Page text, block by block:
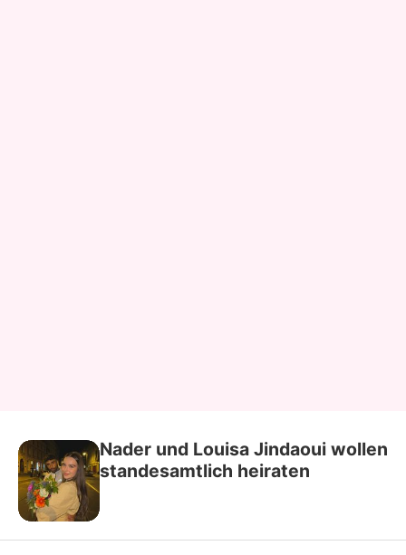
Nader und Louisa Jindaoui wollen
standesamtlich heiraten